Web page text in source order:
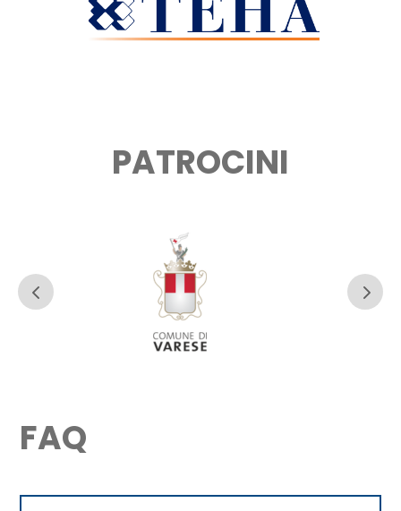
PATROCINI
FAQ